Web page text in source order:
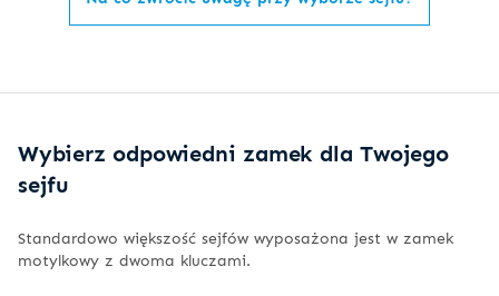
Wybierz odpowiedni zamek dla Twojego
sejfu
Standardowo większość sejfów wyposażona jest w zamek
motylkowy z dwoma kluczami.